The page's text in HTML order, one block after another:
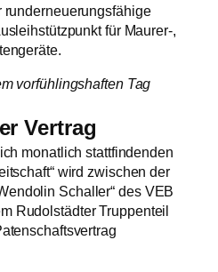
runderneuerungsfähige
für Maurer‑,
vorfühlingshaften Tag
Vertrag
monatlich stattfindenden
wird zwischen der
Schaller“ des VEB
Rudolstädter Truppenteil